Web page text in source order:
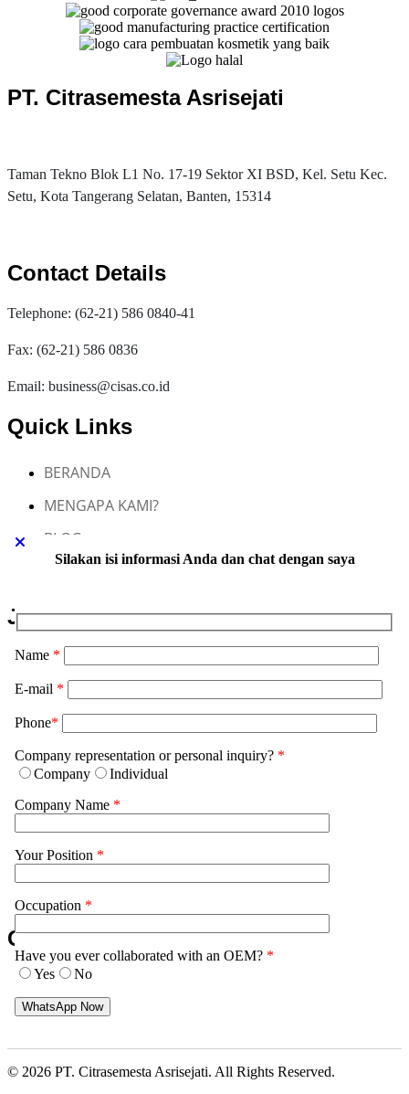
PT. Citrasemesta Asrisejati
Taman Tekno Blok L1 No. 17-19 Sektor XI BSD, Kel. Setu Kec.
Setu, Kota Tangerang Selatan, Banten, 15314
Contact Details
Telephone: (62-21) 586 0840-41
Fax: (62-21) 586 0836
Email: business@cisas.co.id
Quick Links
BERANDA
MENGAPA KAMI?
BLOG
Jasa Maklon CISAS
Jasa Maklon Skincare
Jasa Maklon Sabun Transparan
Jasa Maklon Haircare
Jasa Maklon Bodycare
Jasa Maklon Parfum dan Wewangian
Jasa Maklon Perawatan Tangan dan Kaki
Jasa Maklon Perwatan Ibu dan Bayi
Ciptakan Produk
KOSMETIK & SKINCARE
SUPLEMEN KESEHATAN
© 2026 PT. Citrasemesta Asrisejati. All Rights Reserved.
Silakan isi informasi Anda dan chat dengan saya
Name *
E-mail *
Phone*
Company representation or personal inquiry? *
Company
Individual
Company Name *
Your Position *
Occupation *
Have you ever collaborated with an OEM? *
Yes
No